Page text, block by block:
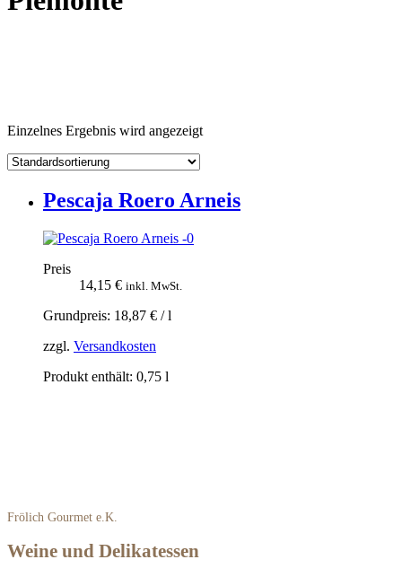
Einzelnes Ergebnis wird angezeigt
Pescaja Roero Arneis
Preis
14,15 € inkl. MwSt.
Grundpreis: 18,87 € /l
zzgl. Versandkosten
Produkt enthält: 0,75 l
Frölich Gourmet e.K.
Weine und Delikatessen